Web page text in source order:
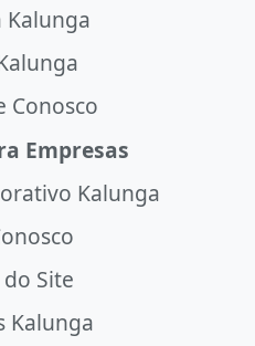
Kalunga
Conosco
Empresas
Kalunga
Site
Kalunga